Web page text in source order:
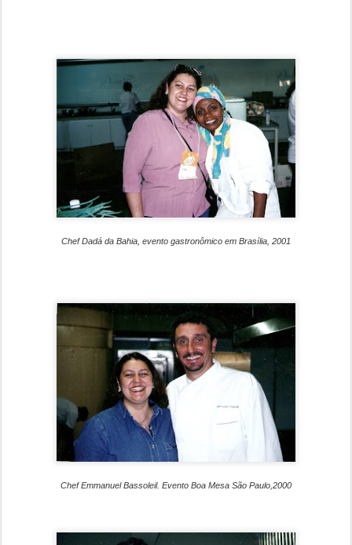
Chef Dadá da Bahia, evento gastronômico em Brasília, 2001
Chef Emmanuel Bassoleil. Evento Boa Mesa São Paulo,2000